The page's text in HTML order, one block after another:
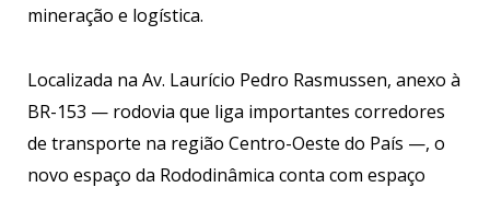
mineração e logística.
Localizada na Av. Laurício Pedro Rasmussen, anexo à
BR-153 — rodovia que liga importantes corredores
de transporte na região Centro-Oeste do País —, o
novo espaço da Rododinâmica conta com espaço